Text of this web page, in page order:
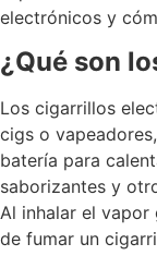
electrónicos y
¿Qué son
Los cigarrillos
cigs o
batería para
saborizantes y
Al inhalar el vapor
de fumar un